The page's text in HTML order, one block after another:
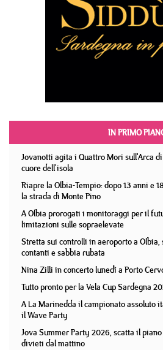
IN PRIMO
Jovanotti agita i Quattro Mori sull'Arca
cuore dell'isola
Riapre la Olbia-Tempio: dopo 13 anni e
la strada di Monte Pino
A Olbia prorogati i monitoraggi per il
limitazioni sulle sopraelevate
Stretta sui controlli in aeroporto a
contanti e sabbia rubata
Nina Zilli in concerto lunedì a Porto
Tutto pronto per la Vela Cup Sardegna
A La Marinedda il campionato assoluto
il Wave Party
Jova Summer Party 2026, scatta il
divieti dal mattino